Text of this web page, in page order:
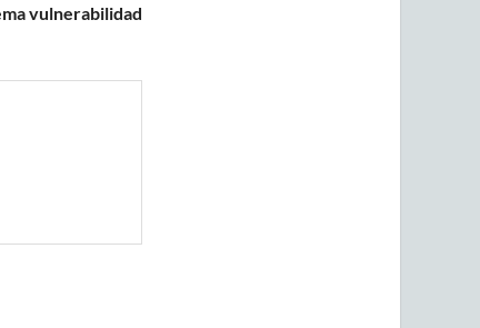
vulnerabilidad